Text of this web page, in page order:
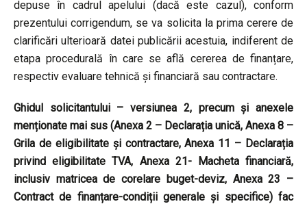
depuse în cadrul apelului (dacă este cazul), conform
prezentului corrigendum, se va solicita la prima cerere de
clarificări ulterioară datei publicării acestuia, indiferent de
etapa procedurală în care se află cererea de finanțare,
respectiv evaluare tehnică și financiară sau contractare.
Ghidul solicitantului – versiunea 2, precum și anexele
menționate mai sus (Anexa 2 – Declarația unică, Anexa 8 –
Grila de eligibilitate și contractare, Anexa 11 – Declarația
privind eligibilitate TVA, Anexa 21- Macheta financiară,
inclusiv matricea de corelare buget-deviz, Anexa 23 –
Contract de finanțare-condiții generale și specifice) fac